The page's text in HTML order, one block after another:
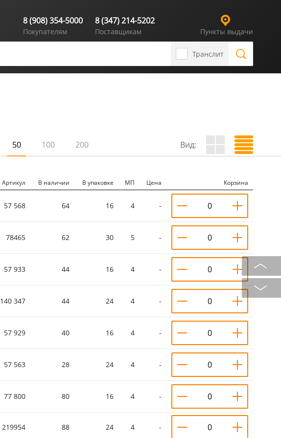
8 (908) 354-5000
Покупателям
8 (347) 214-5202
Поставщикам Пункты выдачи
Транслит
50 100 200 Вид:
Артикул В наличии В упаковке МП Цена Корзина
57 568 64 16 4 -
78465 62 30 5 -
57 933 44 16 4 -
140 347 44 24 4 -
57 929 40 16 4 -
57 563 28 24 4 -
77 800 80 16 4 -
219954 88 24 4 -